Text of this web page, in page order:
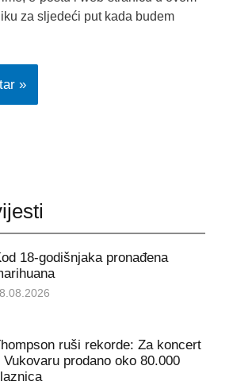
za sljedeći put kada budem
18-godišnjaka pronađena
ruši rekorde: Za koncert
Vukovaru prodano oko 80.000